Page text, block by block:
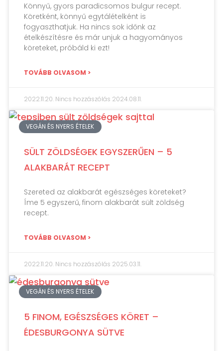
Könnyű, gyors paradicsomos bulgur recept.
Köretként, könnyű egytálételként is
fogyaszthatjuk. Ha nincs sok időnk az
ételkészítésre és már unjuk a hagyományos
köreteket, próbáld ki ezt!
TOVÁBB OLVASOM >
2022.11.20. Nincs hozzászólás 2024.08.11.
VEGÁN ÉS NYERS ÉTELEK
SÜLT ZÖLDSÉGEK EGYSZERŰEN – 5
ALAKBARÁT RECEPT
Szereted az alakbarát egészséges köreteket?
Íme 5 egyszerű, finom alakbarát sült zöldség
recept.
TOVÁBB OLVASOM >
2022.11.20. Nincs hozzászólás 2025.03.11.
VEGÁN ÉS NYERS ÉTELEK
5 FINOM, EGÉSZSÉGES KÖRET –
ÉDESBURGONYA SÜTVE